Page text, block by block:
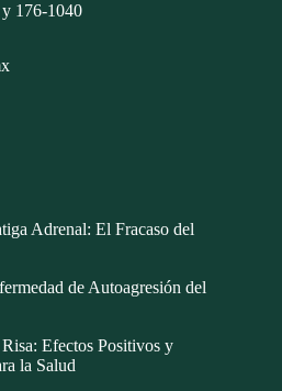
176-1040
Adrenal: El Fracaso del
de Autoagresión del
Efectos Positivos y
la Salud